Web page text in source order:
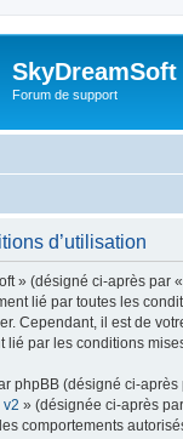
SkyDreamSoft
Forum de support
d’utilisation
» (désigné ci-après par
lié par toutes les
Cependant, il est de
lié par les conditions
phpBB (désigné ci-
v2 » (désignée ci-après
comportements